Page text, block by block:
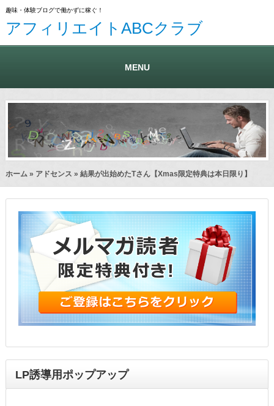
趣味・体験ブログで働かずに稼ぐ！
アフィリエイトABCクラブ
MENU
ホーム » アドセンス » 結果が出始めたTさん【Xmas限定特典は本日限り】
LP誘導用ポップアップ